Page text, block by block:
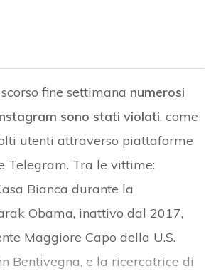
fine settimana numerosi
sono stati violati, come
utenti attraverso piattaforme
Telegram. Tra le vittime:
Bianca durante la
Obama, inattivo dal 2017,
Maggiore Capo della U.S.
Bentivegna, e la ricercatrice di